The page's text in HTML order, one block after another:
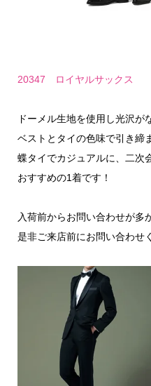
20347 ロイヤルサックス
ドーメル生地を使用し光沢が
ベストとタイの色味で引き締
蝶タイでカジュアルに、二次
おすすめの1着です！
入荷前からお問い合わせが多
是非ご来店前にお問い合わせ